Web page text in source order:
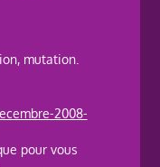
mutation.
2008-
pour vous